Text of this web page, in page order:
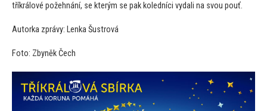
tříkrálové požehnání, se kterým se pak koledníci vydali na svou pouť.
Autorka zprávy: Lenka Šustrová
Foto: Zbyněk Čech